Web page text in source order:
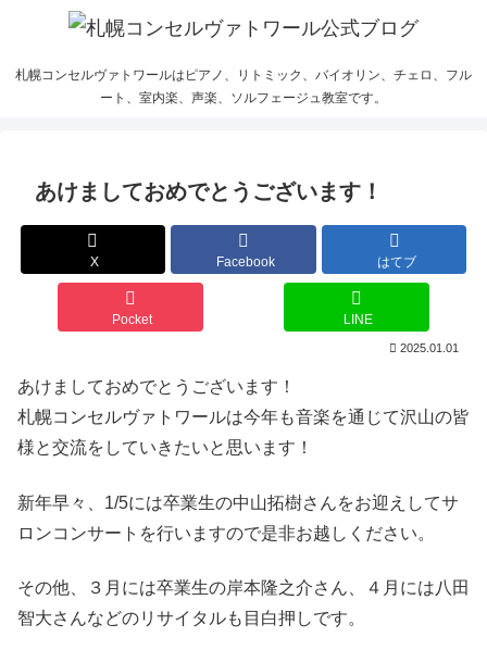
札幌コンセルヴァトワールはピアノ、リトミック、バイオリン、チェロ、フル
ート、室内楽、声楽、ソルフェージュ教室です。
あけましておめでとうございます！
X Facebook はてブ
Pocket LINE
2025.01.01
あけましておめでとうございます！
札幌コンセルヴァトワールは今年も音楽を通じて沢山の皆
様と交流をしていきたいと思います！
新年早々、1/5には卒業生の中山拓樹さんをお迎えしてサ
ロンコンサートを行いますので是非お越しください。
その他、３月には卒業生の岸本隆之介さん、４月には八田
智大さんなどのリサイタルも目白押しです。